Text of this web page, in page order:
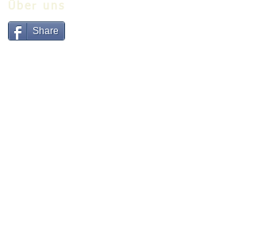
Über uns
Share